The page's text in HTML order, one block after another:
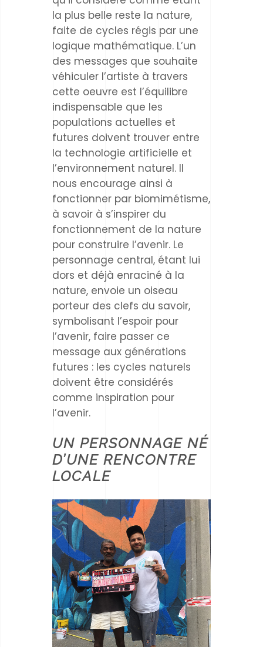
la plus belle reste la nature,
faite de cycles régis par une
logique mathématique. L’un
des messages que souhaite
véhiculer l’artiste à travers
cette oeuvre est l’équilibre
indispensable que les
populations actuelles et
futures doivent trouver entre
la technologie artificielle et
l’environnement naturel. Il
nous encourage ainsi à
fonctionner par biomimétisme,
à savoir à s’inspirer du
fonctionnement de la nature
pour construire l’avenir. Le
personnage central, étant lui
dors et déjà enraciné à la
nature, envoie un oiseau
porteur des clefs du savoir,
symbolisant l’espoir pour
l’avenir, faire passer ce
message aux générations
futures : les cycles naturels
doivent être considérés
comme inspiration pour
l’avenir.
UN PERSONNAGE NÉ
D’UNE RENCONTRE
LOCALE